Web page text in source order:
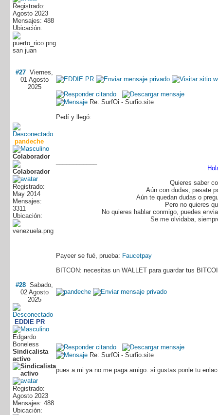
Registrado:
Agosto 2023
Mensajes: 488
Ubicación:
san juan
#27 Viernes,
01 Agosto
2025
pandeche
Colaborador
Registrado:
May 2014
Mensajes:
3311
Ubicación:
Re: SurfOi - Surfio.site
Pedí y llegó:
Quieres saber
Aún con dudas, pasate
Aún te quedan dudas o
Pero no quieres
No quieres hablar conmigo, puedes
Se me olvidaba,
Payeer se fué, prueba: Faucetpay
BITCON: necesitas un WALLET para guardar tus
#28 Sabado,
02 Agosto
2025
EDDIE PR
Edgardo
Boneless
Sindicalista
activo
Registrado:
Agosto 2023
Mensajes: 488
Ubicación:
Re: SurfOi - Surfio.site
pues a mi ya no me paga amigo. si gustas ponle tu